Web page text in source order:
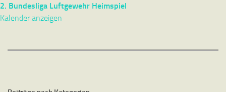
2. Bundesliga Luftgewehr Heimspiel
Kalender anzeigen